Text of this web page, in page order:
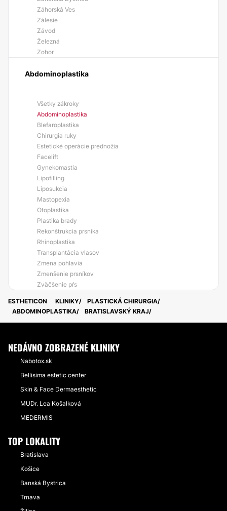
Záhorská Ves
Zálesie
Závod
Železná
Zohor
Abdominoplastika
Všetky zákroky
Abdominoplastika
Blefaroplastika
Chirurgia ruky
Estetické operácie prednožia
Facelift
Gynekomastia
Lipofilling
Liposukcia
Mastopexia
Otoplastika
Plastika brady
Rekonštrukcia prsníka
Rhinoplastika
Transplantácia vlasov
Zmena pohlavia
Zmenšenie prsníkov
Zväčšenie pŕs
ESTHETICON KLINIKY
PLASTICKÁ CHIRURGIA
ABDOMINOPLASTIKA
BRATISLAVSKÝ KRAJ
NEDÁVNO ZOBRAZENÉ KLINIKY
Nabotox.sk
Bellisima estetic center
Skin & Face Dermaesthetic
MUDr. Lea Košalková
MEDERMIS
TOP LOKALITY
Bratislava
Košice
Banská Bystrica
Trnava